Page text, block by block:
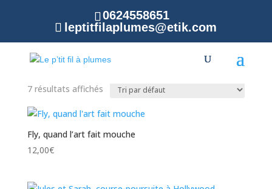
0624558651
leptitfilaplumes@etik.com
Accueil/ Produit Thèmes / Enquête
Enquête
7 résultats affichés
Fly, quand l’art fait mouche
12,00€